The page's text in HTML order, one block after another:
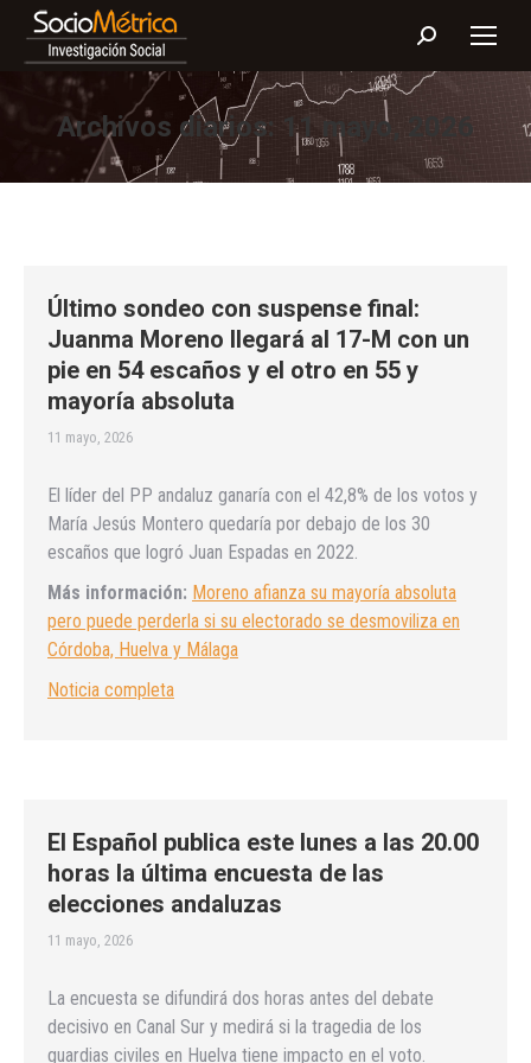
Buscar:
Archivos diarios: 11 mayo, 2026
Último sondeo con suspense final:
Juanma Moreno llegará al 17-M con un
pie en 54 escaños y el otro en 55 y
mayoría absoluta
11 mayo, 2026
El líder del PP andaluz ganaría con el 42,8% de los votos y
María Jesús Montero quedaría por debajo de los 30
escaños que logró Juan Espadas en 2022.
Más información: Moreno afianza su mayoría absoluta
pero puede perderla si su electorado se desmoviliza en
Córdoba, Huelva y Málaga
Noticia completa
El Español publica este lunes a las 20.00
horas la última encuesta de las
elecciones andaluzas
11 mayo, 2026
La encuesta se difundirá dos horas antes del debate
decisivo en Canal Sur y medirá si la tragedia de los
guardias civiles en Huelva tiene impacto en el voto.